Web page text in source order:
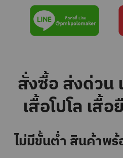
สั่งซื้อ ส่งด่วน
เสื้อโปโล เสื้
ไม่มีขั้นต่ำ สินค้าพ